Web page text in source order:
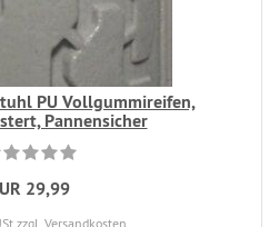
PU Vollgummireifen,
Pannensicher
29,99
zzgl. Versandkosten